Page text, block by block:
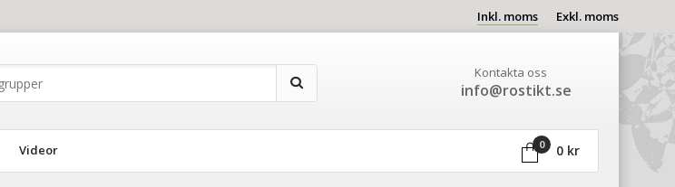
Inkl. moms Exkl. moms
Kontakta oss
info@rostikt.se
Videor 0 0 kr